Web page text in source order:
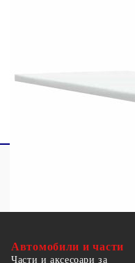
прегряване и пожар.
Автомобили и части
Части и аксесоари за